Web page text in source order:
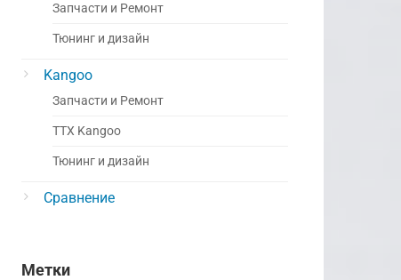
Запчасти и Ремонт
Тюнинг и дизайн
Kangoo
Запчасти и Ремонт
ТТХ Kangoo
Тюнинг и дизайн
Сравнение
Метки